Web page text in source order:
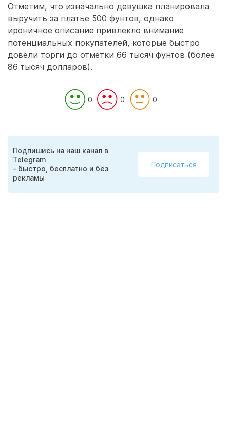
Отметим, что изначально девушка планировала
выручить за платье 500 фунтов, однако
ироничное описание привлекло внимание
потенциальных покупателей, которые быстро
довели торги до отметки 66 тысяч фунтов (более
86 тысяч долларов).
0 0 0
Подпишись на наш канал в
Telegram
– быстро, бесплатно и без
рекламы
Подписаться